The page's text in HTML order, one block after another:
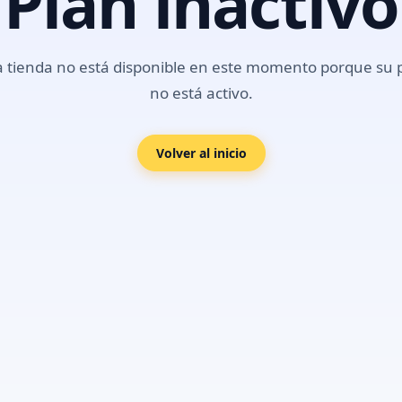
tienda no está disponible en este momento porque su
no está activo.
Volver al inicio